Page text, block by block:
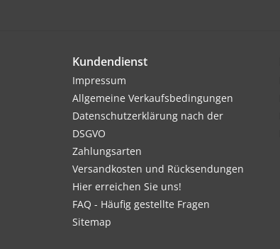
Kundendienst
Impressum
Allgemeine Verkaufsbedingungen
Datenschutzerklärung nach der
DSGVO
Zahlungsarten
Versandkosten und Rücksendungen
Hier erreichen Sie uns!
FAQ - Häufig gestellte Fragen
Sitemap